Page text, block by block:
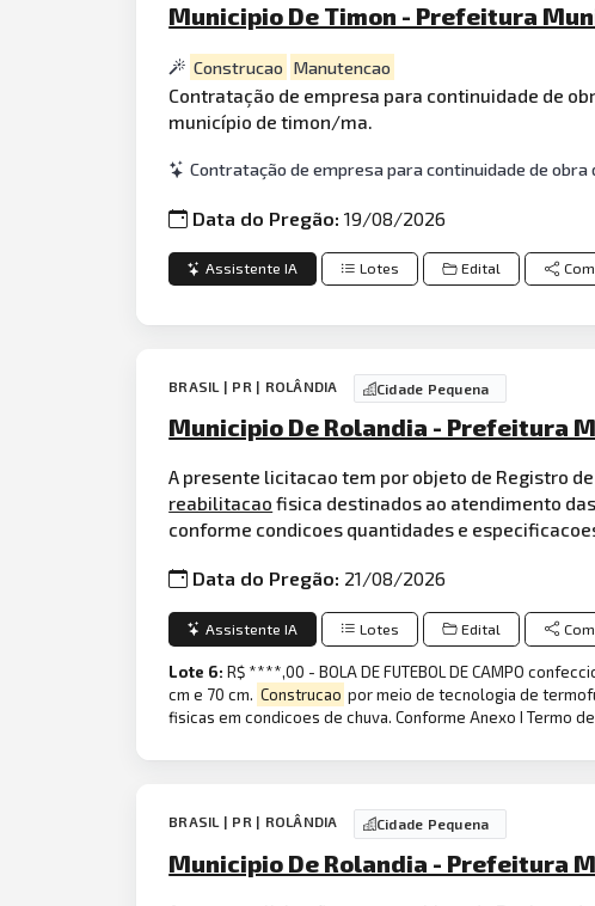
Municipio De Timon - Prefeitura
Construcao Manutencao
Contratação de empresa para continuidade de
município de timon/ma.
Contratação de empresa para continuidade de obra
Data do Pregão:19/08/2026
Assistente IA Lotes Edital
BRASIL | PR | ROLÂNDIA Cidade Pequena
Municipio De Rolandia - Prefeitura
A presente licitacao tem por objeto de Registro
reabilitacao fisica destinados ao atendimento
conforme condicoes quantidades e
Data do Pregão: 21/08/2026
Assistente IA Lotes Edital
Lote 6:R$ ****,00 - BOLA DE FUTEBOL DE CAMPO
cm e 70 cm. Construcao por meio de tecnologia de
fisicas em condicoes de chuva. Conforme Anexo I Termo
BRASIL | PR | ROLÂNDIA Cidade Pequena
Municipio De Rolandia - Prefeitura